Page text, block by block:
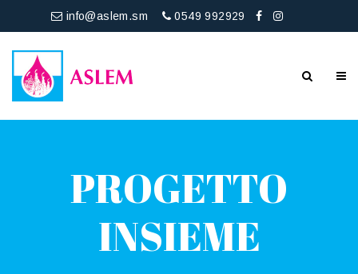
info@aslem.sm 0549 992929
PROGETTO
INSIEME